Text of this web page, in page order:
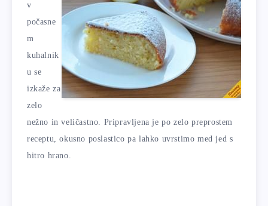
v
počasne
m
kuhalnik
u se
izkaže za
zelo
nežno in veličastno. Pripravljena je po zelo preprostem
receptu, okusno poslastico pa lahko uvrstimo med jed s
hitro hrano.